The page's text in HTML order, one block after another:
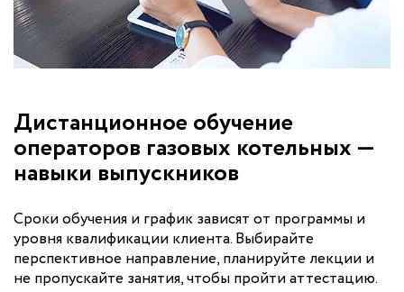
Дистанционное обучение
операторов газовых котельных —
навыки выпускников
Сроки обучения и график зависят от программы и
уровня квалификации клиента. Выбирайте
перспективное направление, планируйте лекции и
не пропускайте занятия, чтобы пройти аттестацию.